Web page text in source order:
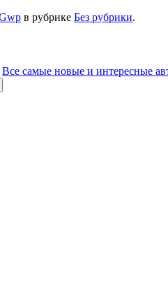
в рубрике Без рубрики.
Все самые новые и интересные